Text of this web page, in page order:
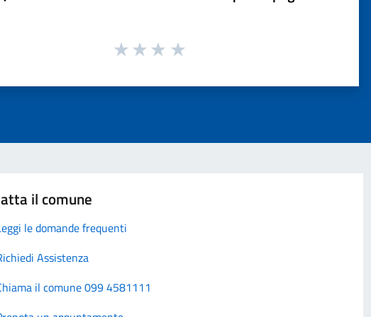
il comune
le domande frequenti
Assistenza
il comune 099 4581111